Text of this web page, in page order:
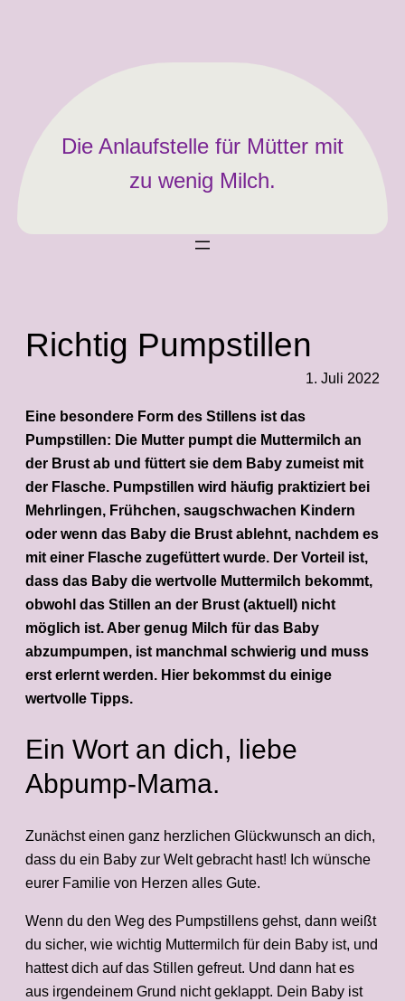
Die Anlaufstelle für Mütter mit
zu wenig Milch.
Richtig Pumpstillen
1. Juli 2022
Eine besondere Form des Stillens ist das
Pumpstillen: Die Mutter pumpt die Muttermilch an
der Brust ab und füttert sie dem Baby zumeist mit
der Flasche. Pumpstillen wird häufig praktiziert bei
Mehrlingen, Frühchen, saugschwachen Kindern
oder wenn das Baby die Brust ablehnt, nachdem es
mit einer Flasche zugefüttert wurde. Der Vorteil ist,
dass das Baby die wertvolle Muttermilch bekommt,
obwohl das Stillen an der Brust (aktuell) nicht
möglich ist. Aber genug Milch für das Baby
abzumpumpen, ist manchmal schwierig und muss
erst erlernt werden. Hier bekommst du einige
wertvolle Tipps.
Ein Wort an dich, liebe
Abpump-Mama.
Zunächst einen ganz herzlichen Glückwunsch an dich,
dass du ein Baby zur Welt gebracht hast! Ich wünsche
eurer Familie von Herzen alles Gute.
Wenn du den Weg des Pumpstillens gehst, dann weißt
du sicher, wie wichtig Muttermilch für dein Baby ist, und
hattest dich auf das Stillen gefreut. Und dann hat es
aus irgendeinem Grund nicht geklappt. Dein Baby ist